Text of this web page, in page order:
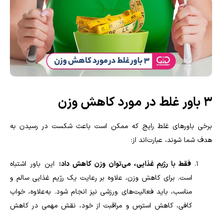
3 باور غلط در مورد کاهش وزن
برخی باورهای غلط رایج که ممکن است باعث شکست در رسیدن به
هدف شما شوند، عبارت‌اند از:
فقط با رژیم غذایی، می‌توان وزن کاهش داد: این باور اشتباه
است. برای کاهش وزن، علاوه بر رعایت یک رژیم غذایی سالم و
مناسب، باید فعالیت‌های ورزشی نیز انجام شود. به‌علاوه، خواب
کافی، کاهش استرس و مراقبت از خود، نقش مهمی در کاهش